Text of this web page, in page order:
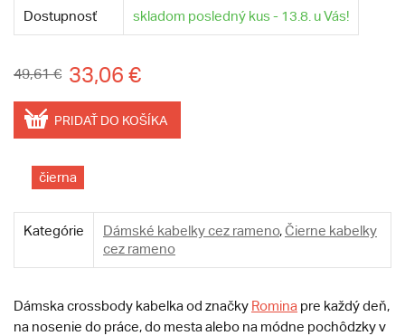
Dostupnosť skladom posledný kus - 13.8. u Vás!
49,61 € 33,06 €
PRIDAŤ DO KOŠÍKA
čierna
Kategórie Dámské kabelky cez rameno,Čierne kabelky
cez rameno
Dámska crossbody kabelka od značky Romina pre každý deň,
na nosenie do práce, do mesta alebo na módne pochôdzky v